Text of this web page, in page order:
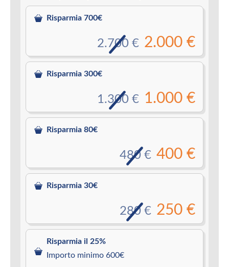
Risparmia 700€
2.000 €
2.700 €
Risparmia 300€
1.000 €
1.300 €
Risparmia 80€
400 €
480 €
Risparmia 30€
250 €
280 €
Risparmia il 25%
Importo minimo 600€